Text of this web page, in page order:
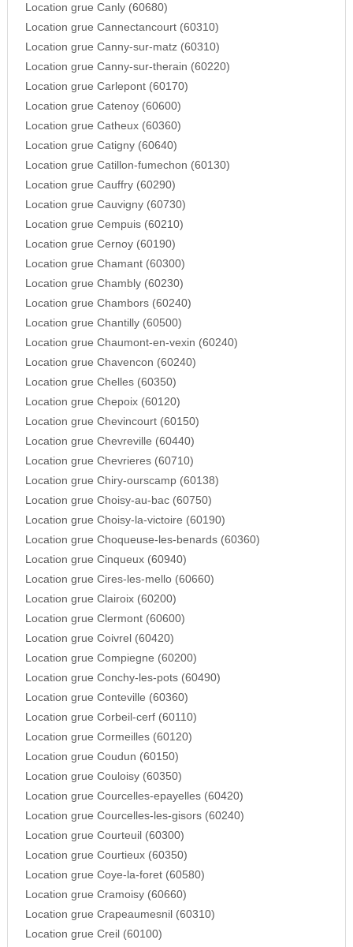
Location grue Canly (60680)
Location grue Cannectancourt (60310)
Location grue Canny-sur-matz (60310)
Location grue Canny-sur-therain (60220)
Location grue Carlepont (60170)
Location grue Catenoy (60600)
Location grue Catheux (60360)
Location grue Catigny (60640)
Location grue Catillon-fumechon (60130)
Location grue Cauffry (60290)
Location grue Cauvigny (60730)
Location grue Cempuis (60210)
Location grue Cernoy (60190)
Location grue Chamant (60300)
Location grue Chambly (60230)
Location grue Chambors (60240)
Location grue Chantilly (60500)
Location grue Chaumont-en-vexin (60240)
Location grue Chavencon (60240)
Location grue Chelles (60350)
Location grue Chepoix (60120)
Location grue Chevincourt (60150)
Location grue Chevreville (60440)
Location grue Chevrieres (60710)
Location grue Chiry-ourscamp (60138)
Location grue Choisy-au-bac (60750)
Location grue Choisy-la-victoire (60190)
Location grue Choqueuse-les-benards (60360)
Location grue Cinqueux (60940)
Location grue Cires-les-mello (60660)
Location grue Clairoix (60200)
Location grue Clermont (60600)
Location grue Coivrel (60420)
Location grue Compiegne (60200)
Location grue Conchy-les-pots (60490)
Location grue Conteville (60360)
Location grue Corbeil-cerf (60110)
Location grue Cormeilles (60120)
Location grue Coudun (60150)
Location grue Couloisy (60350)
Location grue Courcelles-epayelles (60420)
Location grue Courcelles-les-gisors (60240)
Location grue Courteuil (60300)
Location grue Courtieux (60350)
Location grue Coye-la-foret (60580)
Location grue Cramoisy (60660)
Location grue Crapeaumesnil (60310)
Location grue Creil (60100)